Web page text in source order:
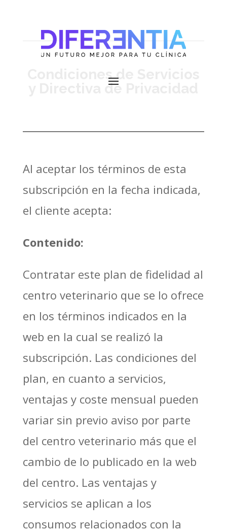
Condiciones de Servicios
y Directiva de Privacidad
Al aceptar los términos de esta
subscripción en la fecha indicada,
el cliente acepta:
Contenido:
Contratar este plan de fidelidad al
centro veterinario que se lo ofrece
en los términos indicados en la
web en la cual se realizó la
subscripción. Las condiciones del
plan, en cuanto a servicios,
ventajas y coste mensual pueden
variar sin previo aviso por parte
del centro veterinario más que el
cambio de lo publicado en la web
del centro. Las ventajas y
servicios se aplican a los
consumos relacionados con la